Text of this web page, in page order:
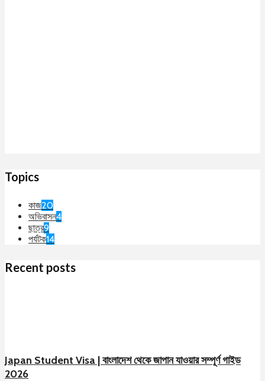
Topics
কাজ20
অভিবাসন4
ছাত্র9
পর্যটক14
Recent posts
Japan Student Visa | বাংলাদেশ থেকে জাপান যাওয়ার সম্পূর্ণ গাইড
2026